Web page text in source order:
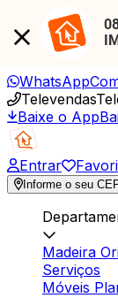
WhatsApp
Televendas
Baixe o App
Entrar
Informe o seu
Madeira
Serviços
Móveis